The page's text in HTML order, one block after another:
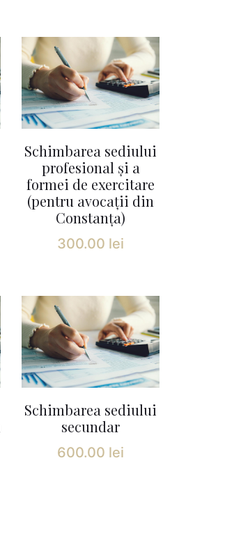
Schimbarea sediului
profesional și a
formei de exercitare
(pentru avocații din
Constanța)
300.00 lei
Schimbarea sediului
secundar
600.00 lei